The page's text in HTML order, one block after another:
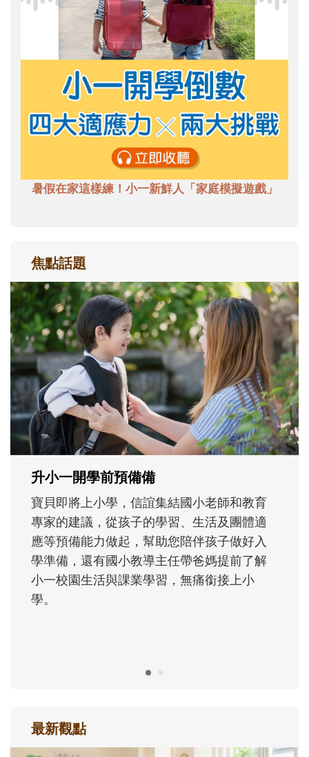
暑假在家這樣練！小一新鮮人「家庭模擬遊戲」
焦點話題
和孩子一起長大的那個男人│讀懂父親的
不同模樣
沒有人天生就擅長當爸爸！男人總是在一次
次「前所未有」的體驗中，跟著孩子一起長
大。從給予安全感的肢體遊戲，到獨立自
主、角色認同及解決問題的能力養成。爸爸
正嘗試用不同的模樣，參與孩子每個重要的
最新觀點